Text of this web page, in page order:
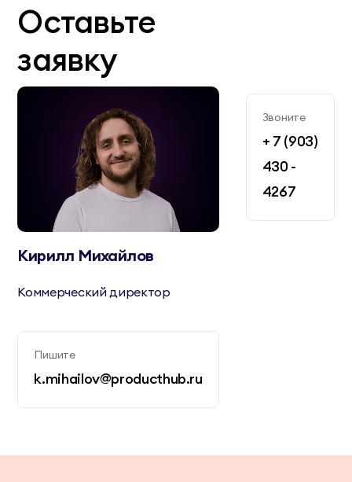
Оставьте
заявку
Кирилл Михайлов
Коммерческий директор
Звоните
+ 7 (903)
430 -
4267
Пишите
k.mihailov@producthub.ru